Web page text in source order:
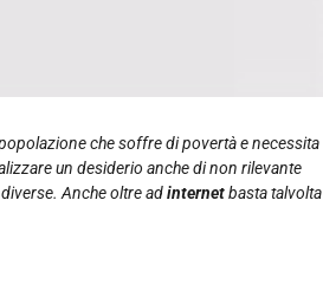
che soffre di povertà e necessita
un desiderio anche di non rilevante
Anche oltre adinternetbasta talvolta